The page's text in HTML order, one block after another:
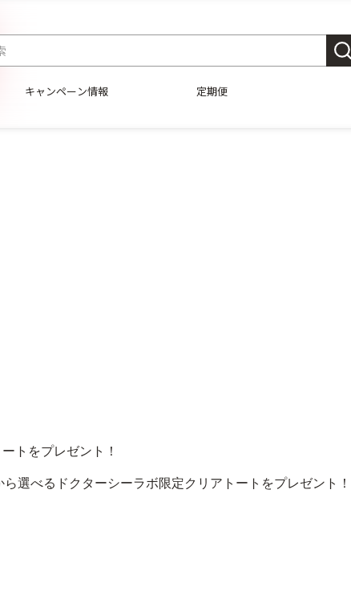
キャンペーン情報 定期便
トをプレゼント！
選べるドクターシーラボ限定クリアトートをプレゼント